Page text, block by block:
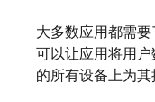
大多数应用都需
可以让应用将用
的所有设备上为其